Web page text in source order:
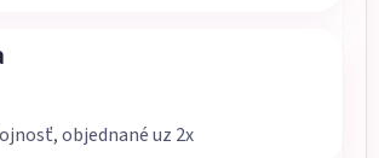
je 5 z 5 hviezdičiek.
objednané uz 2x